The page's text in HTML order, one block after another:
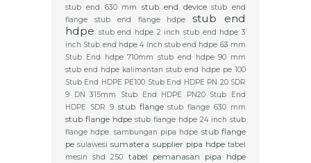
stub end 630 mm
stub end device stub end
flange
stub end flange hdpe
stub end
hdpe stub end hdpe 2 inch stub end hdpe 3
inch Stub end hdpe 4 Inch stub end hdpe 63 mm
Stub End hdpe 710mm stub end hdpe 90 mm
stub end hdpe kalimantan stub end hdpe pe 100
Stub End HDPE PE100 Stub End HDPE PN 20 SDR
9 DN 315mm
Stub End HDPE PN20 Stub End
HDPE SDR 9 stub flange stub flange 630 mm
stub flange hdpe stub flange hdpe 24 inch stub
flange hdpe. sambungan pipa hdpe stub flange
pe sulawesi sumatera supplier pipa hdpe tabel
mesin shd 250
tabel pemanasan pipa hdpe